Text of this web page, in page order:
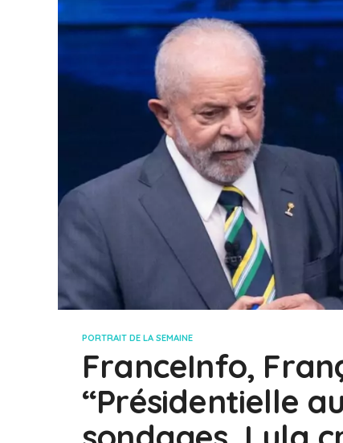
PORTRAIT DE LA SEMAINE
FranceInfo,
“Présidentielle